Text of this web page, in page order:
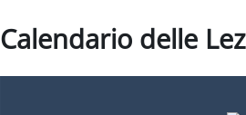
Calendario delle